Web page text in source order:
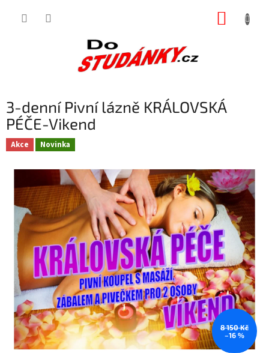
3-denní Pivní lázně KRÁLOVSKÁ
PÉČE-Vikend
Akce Novinka
8 150 Kč
–16 %